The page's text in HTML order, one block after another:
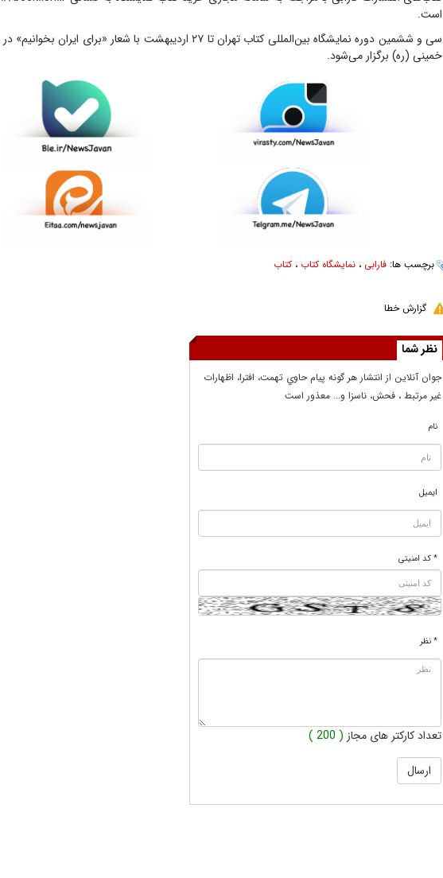
است.
سی و ششمین دوره نمایشگاه بین‌المللی کتاب تهران تا ۲۷ اردیبهشت با شعار «برای
خمینی (ره) برگزار می‌شود.
برچسب ها: فارابی ، نمایشگاه کتاب ،کتاب
گزارش خطا
نظر شما
جوان آنلاين از انتشار هر گونه پيام حاوي تهمت، افترا، اظهارات
غير مرتبط ، فحش، ناسزا و... معذور است
نام
ایمیل
* کد امنیتی
* نظر
تعداد کارکتر های مجاز ( 200 )